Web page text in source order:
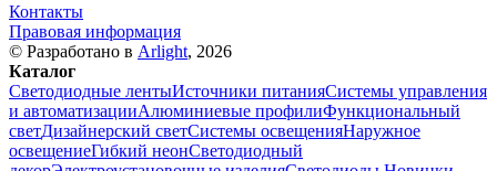
Контакты
Правовая информация
© Разработано в Arlight, 2026
Каталог
Светодиодные лентыИсточники питанияСистемы управления
и автоматизацииАлюминиевые профилиФункциональный
светДизайнерский светСистемы освещенияНаружное
освещениеГибкий неонСветодиодный